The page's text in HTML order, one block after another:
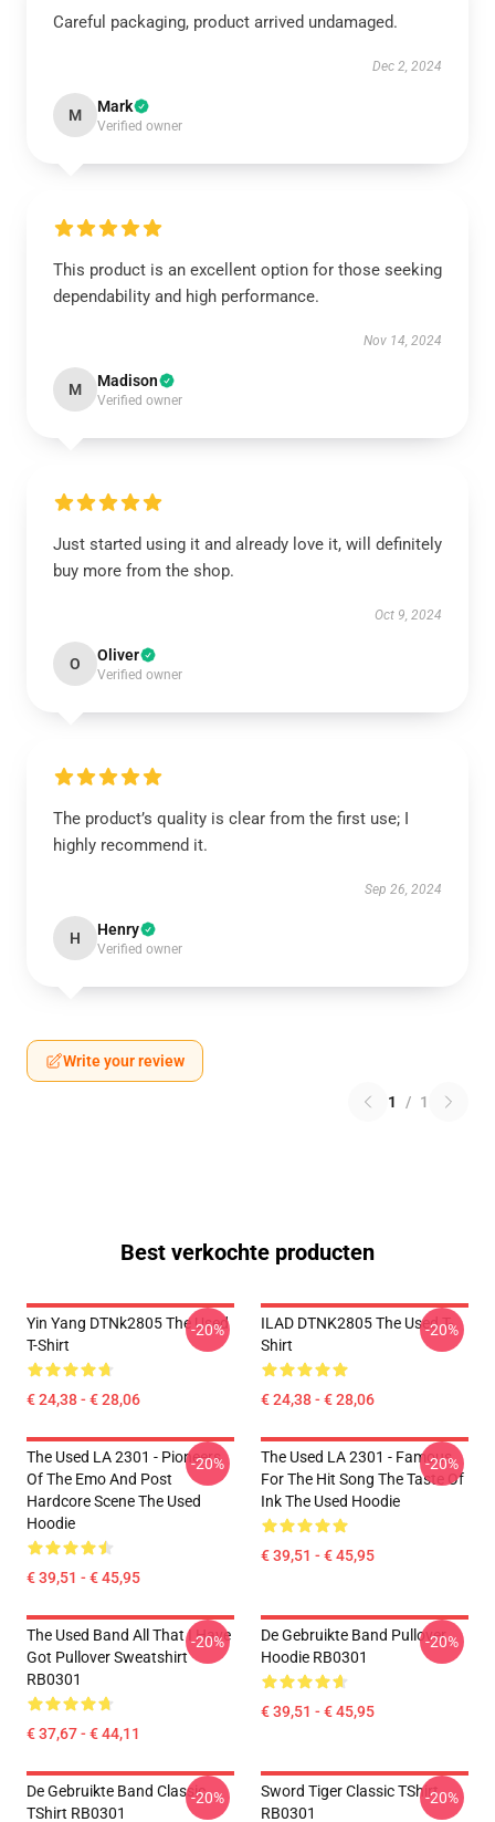
Careful packaging, product arrived undamaged.
Dec 2, 2024
M Mark
Verified owner
This product is an excellent option for those seeking
dependability and high performance.
Nov 14, 2024
M Madison
Verified owner
Just started using it and already love it, will definitely
buy more from the shop.
Oct 9, 2024
O Oliver
Verified owner
The product’s quality is clear from the first use; I
highly recommend it.
Sep 26, 2024
H Henry
Verified owner
Write your review
1 / 1
Best verkochte producten
Yin Yang DTNk2805 The Used
T-Shirt
€ 24,38 - € 28,06
-20%
ILAD DTNK2805 The Used T-
Shirt
€ 24,38 - € 28,06
-20%
The Used LA 2301 - Pioneers
Of The Emo And Post
Hardcore Scene The Used
Hoodie
€ 39,51 - € 45,95
-20%
The Used LA 2301 - Famous
For The Hit Song The Taste Of
Ink The Used Hoodie
€ 39,51 - € 45,95
-20%
The Used Band All That I Have
Got Pullover Sweatshirt
RB0301
€ 37,67 - € 44,11
-20%
De Gebruikte Band Pullover
Hoodie RB0301
€ 39,51 - € 45,95
-20%
De Gebruikte Band Classic
TShirt RB0301
-20%
Sword Tiger Classic TShirt
RB0301
-20%